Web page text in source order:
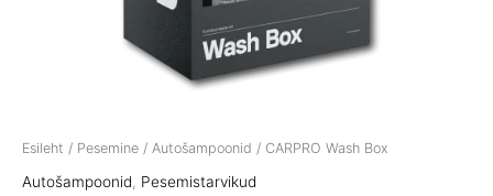
Esileht / Pesemine / Autošampoonid / CARPRO Wash Box
Autošampoonid Pesemistarvikud